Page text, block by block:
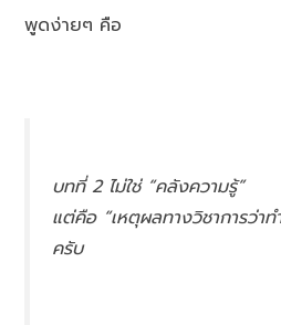
พูดง่ายๆ คือ
บทที่ 2 ไม่ใช่ “คลังความรู้”
แต่คือ “เหตุผลทางวิชาการว่า
ครับ